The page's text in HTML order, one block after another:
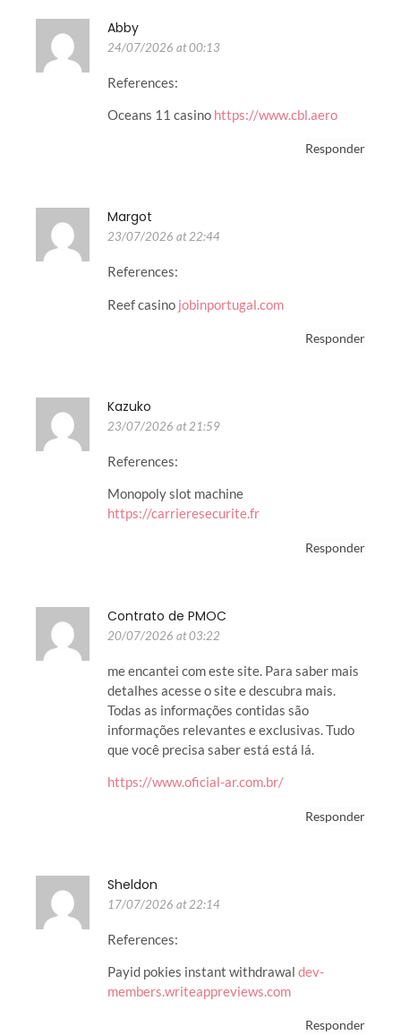
Abby
24/07/2026 at 00:13
References:
Oceans 11 casino https://www.cbl.aero
Responder
Margot
23/07/2026 at 22:44
References:
Reef casino jobinportugal.com
Responder
Kazuko
23/07/2026 at 21:59
References:
Monopoly slot machine
https://carrieresecurite.fr
Responder
Contrato de PMOC
20/07/2026 at 03:22
me encantei com este site. Para saber mais
detalhes acesse o site e descubra mais.
Todas as informações contidas são
informações relevantes e exclusivas. Tudo
que você precisa saber está está lá.
https://www.oficial-ar.com.br/
Responder
Sheldon
17/07/2026 at 22:14
References:
Payid pokies instant withdrawal dev-
members.writeappreviews.com
Responder